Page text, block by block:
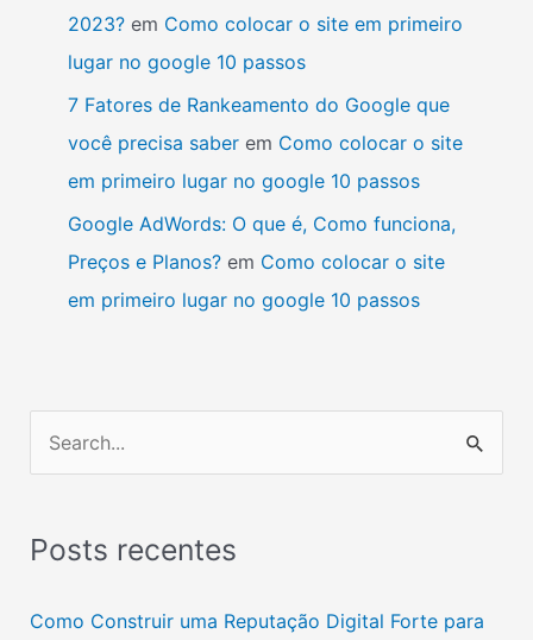
2023?em Como colocar o site em primeiro
lugar no google 10 passos
7 Fatores de Rankeamento do Google que
você precisa saberem Como colocar o site
em primeiro lugar no google 10 passos
Google AdWords: O que é, Como funciona,
Preços e Planos?em Como colocar o site
em primeiro lugar no google 10 passos
qPosts recentes
Como Construir uma Reputação Digital Forte para